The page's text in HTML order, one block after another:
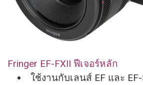
Fringer EF-FXII ฟีเจอร์หลัก
ใช้งานกับเลนส์ EF และ